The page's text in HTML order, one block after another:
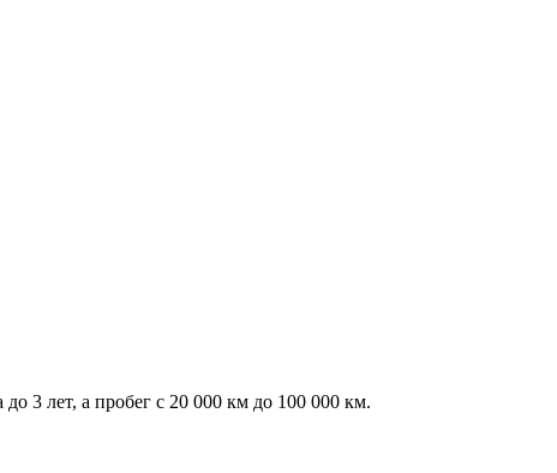
3 лет, а пробег с 20 000 км до 100 000 км.